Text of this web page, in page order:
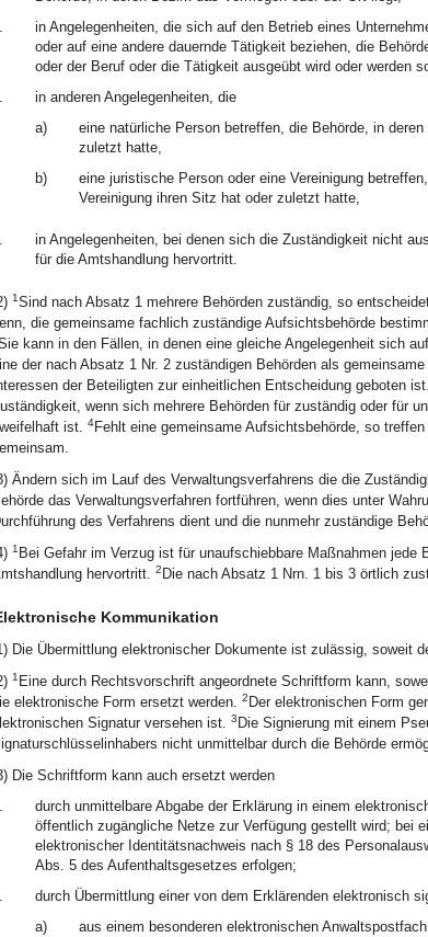
in Angelegenheiten, die sich auf den Betrieb eines
oder auf eine andere dauernde Tätigkeit beziehen, die
oder der Beruf oder die Tätigkeit ausgeübt wird oder werden
in anderen Angelegenheiten, die
a)
eine natürliche Person betreffen, die Behörde, in
zuletzt hatte,
b)
eine juristische Person oder eine Vereinigung
Vereinigung ihren Sitz hat oder zuletzt hatte,
in Angelegenheiten, bei denen sich die Zuständigkeit nicht
für die Amtshandlung hervortritt.
1Sind nach Absatz 1 mehrere Behörden zuständig, so
die gemeinsame fachlich zuständige Aufsichtsbehörde
kann in den Fällen, in denen eine gleiche Angelegenheit sich
der nach Absatz 1 Nr. 2 zuständigen Behörden als
der Beteiligten zur einheitlichen Entscheidung geboten ist.
wenn sich mehrere Behörden für zuständig oder für
ist. 4Fehlt eine gemeinsame Aufsichtsbehörde, so
Ändern sich im Lauf des Verwaltungsverfahrens die die
das Verwaltungsverfahren fortführen, wenn dies unter
des Verfahrens dient und die nunmehr zuständige
1 Bei Gefahr im Verzug ist für unaufschiebbare Maßnahmen
hervortritt. 2 Die nach Absatz 1 Nrn. 1 bis 3 örtlich
Kommunikation
Die Übermittlung elektronischer Dokumente ist zulässig, soweit
1 Eine durch Rechtsvorschrift angeordnete Schriftform kann,
elektronische Form ersetzt werden. 2 Der elektronischen Form
Signatur versehen ist. 3 Die Signierung mit einem
nicht unmittelbar durch die Behörde
Die Schriftform kann auch ersetzt werden
durch unmittelbare Abgabe der Erklärung in einem
öffentlich zugängliche Netze zur Verfügung gestellt wird; bei
elektronischer Identitätsnachweis nach § 18 des
Abs. 5 des Aufenthaltsgesetzes erfolgen;
durch Übermittlung einer von dem Erklärenden elektronisch
a)
aus einem besonderen elektronischen